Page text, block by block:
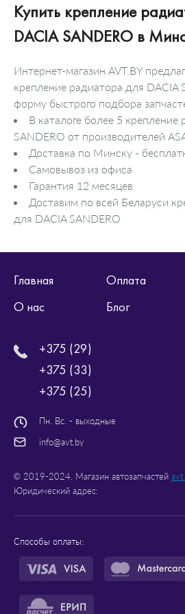
Купить крепление
DACIA SANDERO в
Интернет-магазин AVT.BY
крепление радиатора для DACIA
форму быстрого подбора
В каталоге более 5 крепление
SANDERO от производителей
Доставка по Минску -
Самовывоз из офиса
Гарантия 12 месяцев
Доставим по всей Беларуси
для DACIA SANDERO
Главная Оплата
О нас
Блог
+375 (29)
+375 (33)
+375 (25)
Пн. Вс. - выходные
info@avt.by
© 2019-2024. Магазин автозапчастей
Юридический адрес:
Способы оплаты: